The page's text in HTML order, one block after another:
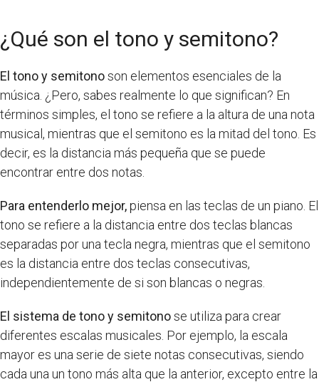
¿Qué son el tono y semitono?
El tono y semitonoson elementos esenciales de la
música. ¿Pero, sabes realmente lo que significan? En
términos simples, el tono se refiere a la altura de una nota
musical, mientras que el semitono es la mitad del tono. Es
decir, es la distancia más pequeña que se puede
encontrar entre dos notas.
Para entenderlo mejor,piensa en las teclas de un piano. El
tono se refiere a la distancia entre dos teclas blancas
separadas por una tecla negra, mientras que el semitono
es la distancia entre dos teclas consecutivas,
independientemente de si son blancas o negras.
El sistema de tono y semitonose utiliza para crear
diferentes escalas musicales. Por ejemplo, la escala
mayor es una serie de siete notas consecutivas, siendo
cada una un tono más alta que la anterior, excepto entre la